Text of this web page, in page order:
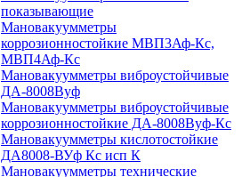
показывающие
Мановакуумметры
коррозионностойкие МВП3Аф-Кс,
МВП4Аф-Кс
Мановакуумметры виброустойчивые
ДА-8008Вуф
Мановакуумметры виброустойчивые
коррозионностойкие ДА-8008Вуф-Кс
Мановакуумметры кислотостойкие
ДА8008-ВУф Кс исп К
Мановакуумметры технические